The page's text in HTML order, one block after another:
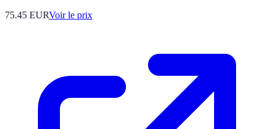
75.45 EURVoir le prix